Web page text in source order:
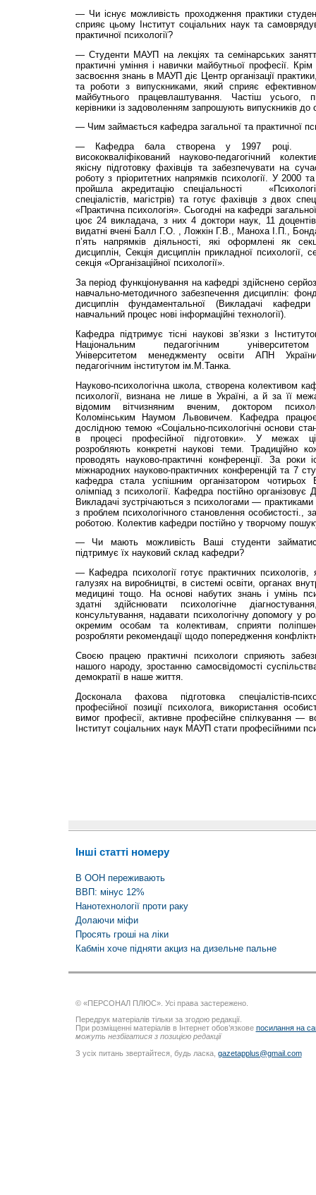
— Чи існує можливість проходження практики
сприяє цьому Інститут соціальних наук та
практичної психології?
— Студенти МАУП на лекціях та семінарських
практичні уміння і навички майбутньої професії.
засвоєння знань в МАУП діє Центр організації
та роботи з випускниками, який сприяє
майбутнього працевлаштування. Частіш усього,
керівники із задоволенням запрошують випускників до
— Чим займається кафедра загальної та практичної
— Кафедра бала створена у 1997 році.
висококваліфікований науково-педагогічний
якісну підготовку фа­хівців та забезпечувати на
роботу з пріоритетних напрямків психології. У 2000
пройшла акредитацію спеціальності
спеціалістів, ма­гістрів) та готує фахівців з двох
«Практична психологія». Сьогодні на кафедрі
цює 24 викладача, з них 4 доктори наук, 11
видатні вчені Балл Г.О. , Ложкін Г.В., Маноха І.П.,
п’ять на­прям­ків діяльності, які оформлені як
дисциплін, Секція дисциплін прикладної психології,
секція «Організаційної психології».
За період функціонування на кафедрі здійснено
навчально-методичного забезпечення дисциплін:
дисциплін фундаментальної (Викладачі
навчальний процес нові інформаційні технології).
Кафедра підтримує тіс­ні наукові зв’язки з
Національним педагогічним
Університетом менеджменту освіти АПН
педагогічним інститутом ім.М.Та­н­ка.
Науково-психологічна школа, створена колективом
психології, визнана не лише в Україні, а й за її
відомим вітчизняним вченим, доктором
Коломінським Наумом Львовичем. Кафедра
дослідною темою «Соціально-психологічні основи
в процесі професійної підготовки». У межах
розробляють конкретні наукові теми. Традиційно
проводять науково-практичні конференції. За
міжнародних науково-практичних конференцій та 7
кафедра стала успішним організатором чотирьох
олімпіад з психології. Кафедра постійно
Викладачі зустрічаються з психологами — практиками
з проблем психологічного становлення особистості.,
роботою. Колектив кафедри постійно у творчому
— Чи мають можливість Ваші студенти
підтримує їх науковий склад кафедри?
— Кафедра психології готує практичних психологів,
галузях на виробництві, в системі освіти, органах
медицині тощо. На основі набутих знань і умінь
здатні здійснювати психологічне
консультування, надавати психологічну допомогу у
окремим особам та колективам, сприяти
розробляти рекомендації щодо попередження
Своєю працею практичні психологи сприяють
нашого народу, зростанню самосвідомості
демократії в наше життя.
Досконала фахова під­готовка спеціалістів-
професійної позиції психолога, використання
вимог професії, активне професійне спіл­кування —
Ін­ститут соціальних наук МАУП стати професійними
Інші статті номеру
В ООН переживають
ВВП: мінус 12%
Нанотехнології проти раку
Долаючи міфи
Просять гроші на ліки
Кабмін хоче підняти акциз на дизельне пальне
© «ПЕРСОНАЛ ПЛЮС». Усі права застережено.
Передрук матеріалів тільки за згодою редакції.
При розміщенні матеріалів в Інтернет обов’язкове посилання на
можуть незбігатися з позицією редакції
З усіх питань звертайтеся, будь ласка, gazetapplus@gmail.com